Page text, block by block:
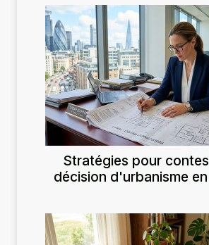
Stratégies pour
décision d'urbanisme